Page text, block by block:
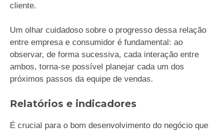
cliente.
Um olhar cuidadoso sobre o progresso dessa relação
entre empresa e consumidor é fundamental: ao
observar, de forma sucessiva, cada interação entre
ambos, torna-se possível planejar cada um dos
próximos passos da equipe de vendas.
Relatórios e indicadores
É crucial para o bom desenvolvimento do negócio que